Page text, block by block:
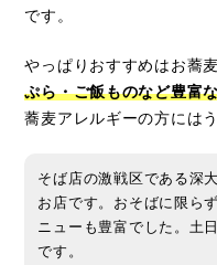
です。
やっぱりおすすめはお蕎
ぷら・ご飯ものなど豊富
蕎麦アレルギーの方には
そば店の激戦区である深
お店です。おそばに限ら
ニューも豊富でした。土
です。